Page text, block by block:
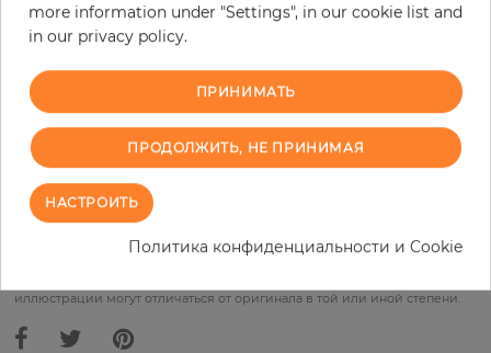
Do you need glue?
− +
В КОРЗИНУ
ЗАКАЗАТЬ ОБРАЗЕЦ
иллюстрации могут отличаться от оригинала в той или иной степени.
more information under "Settings", in our cookie list and
in our privacy policy.
ПРИНИМАТЬ
ПРОДОЛЖИТЬ, НЕ ПРИНИМАЯ
НАСТРОИТЬ
Политика конфиденциальности и Cookie